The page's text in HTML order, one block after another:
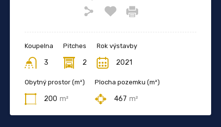
Koupelna
3
Pitches
2
Rok výstavby
2021
Obytný prostor (m²)
200 m²
Plocha pozemku (m²)
467 m²